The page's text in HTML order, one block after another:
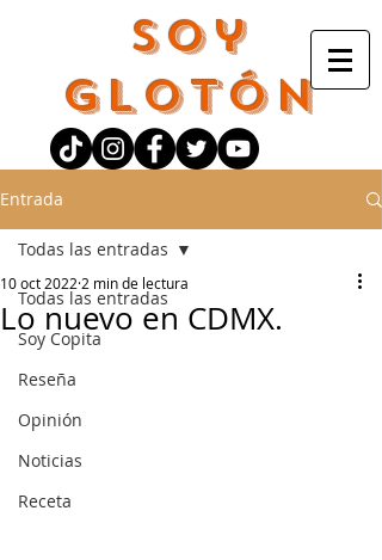
Soy
Glotón
Entrada
Todas las entradas
Soy Copita
Reseña
Opinión
Noticias
Receta
Todas las entradas
Lo nuevo en CDMX.
10 oct 2022 2 min de lectura